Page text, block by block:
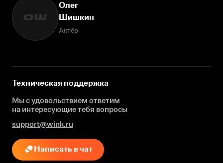
ОШ
Олег
Шишкин
Актёр
Техническая поддержка
Мы с удовольствием ответим
на интересующиетебя вопросы
support@wink.ru
Написать в чат